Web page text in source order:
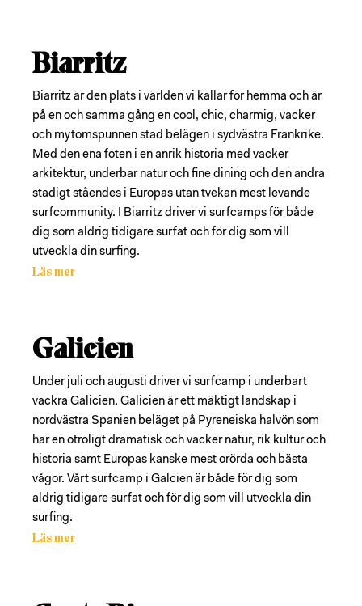
Biarritz
Biarritz är den plats i världen vi kallar för hemma och är
på en och samma gång en cool, chic, charmig, vacker
och mytomspunnen stad belägen i sydvästra Frankrike.
Med den ena foten i en anrik historia med vacker
arkitektur, underbar natur och fine dining och den andra
stadigt ståendes i Europas utan tvekan mest levande
surfcommunity. I Biarritz driver vi surfcamps för både
dig som aldrig tidigare surfat och för dig som vill
utveckla din surfing.
Läs mer
Galicien
Under juli och augusti driver vi surfcamp i underbart
vackra Galicien. Galicien är ett mäktigt landskap i
nordvästra Spanien beläget på Pyreneiska halvön som
har en otroligt dramatisk och vacker natur, rik kultur och
historia samt Europas kanske mest orörda och bästa
vågor. Vårt surfcamp i Galcien är både för dig som
aldrig tidigare surfat och för dig som vill utveckla din
surfing.
Läs mer